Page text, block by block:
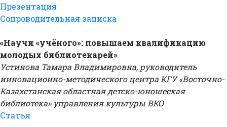
Презентация
Сопроводительная записка
«Научи «учёного»: повышаем квалификацию
молодых библиотекарей»
Устинова Тамара Владимировна, руководитель
инновационно-методического центра КГУ «Восточно-
Казахстанская областная детско-юношеская
библиотека» управления культуры ВКО
Статья